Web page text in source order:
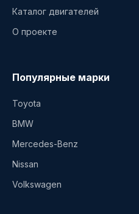
Каталог двигателей
О проекте
Популярные марки
Toyota
BMW
Mercedes-Benz
Nissan
Volkswagen